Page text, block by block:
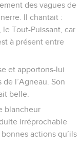
des vagues de
Il chantait :
Tout-Puissant, car
à présent entre
et apportons-lui
l’Agneau. Son
belle.
blancheur
irréprochable
actions qu’ils